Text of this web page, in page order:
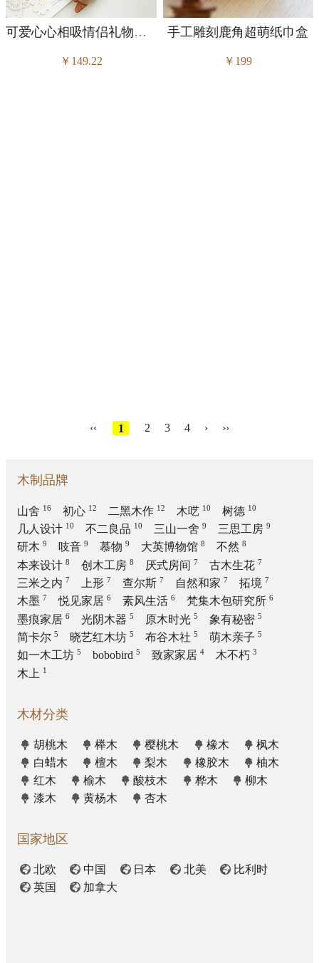
可爱心心相吸情侣礼物小暴龙摆件
￥149.22
手工雕刻鹿角超萌纸巾盒
￥199
‹‹ 1 2 3 4 › ››
木制品牌
山舍 16 初心 12 二黑木作 12 木呓 10 树德 10
几人设计 10 不二良品 10 三山一舍9 三思工房9
研木9 吱音9 慕物9 大英博物馆8 不然8
本来设计8 创木工房8 厌式房间 7 古木生花 7
三米之内 7 上形 7 查尔斯 7 自然和家 7 拓境 7
木墨 7 悦见家居6 素风生活6 梵集木包研究所6
墨痕家居6 光阴木器5 原木时光5 象有秘密5
简卡尔5 晓艺红木坊5 布谷木社5 萌木亲子5
如一木工坊5 bobobird5 致家家居4 木不朽3
木上 1
木材分类
胡桃木 榉木 樱桃木 橡木
枫木
白蜡木
檀木 梨木 橡胶木
柚木
红木
榆木 酸枝木 桦木
柳木
漆木
黄杨木 杏木
国家地区
北欧 中国 日本 北美
比利时
英国
加拿大